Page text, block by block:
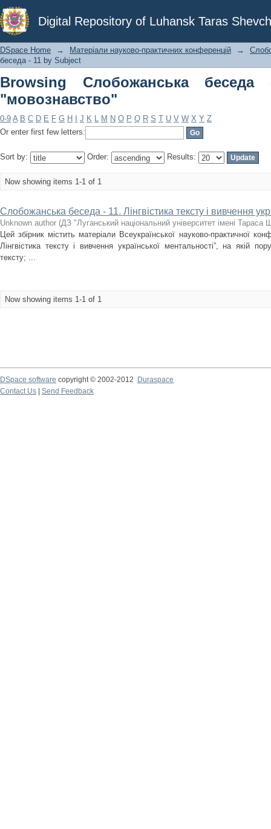
Digital Repository of Luhansk Taras
Browsing Слобожанська беседа - 11
DSpace Home → Матеріали науково-практичних конференцій →
беседа - 11 by Subject
Browsing Слобожанська
"мовознавство"
0-9 A B C D E F G H J K L M N O P Q R S T U V W X Y Z
Or enter first few letters:
Sort by: Order: Results:
Now showing items 1-1 of 1
Слобожанська беседа - 11. Лінгвістика тексту і вивчення
Unknown author (ДЗ "Луганський національний університет імені Тараса
Цей збірник містить матеріали Всеукраїнської науково-практичної
Лінгвістика тексту і вивчення української ментальності”, на якій
тексту; ...
Now showing items 1-1 of 1
DSpace software copyright © 2002-2012
Duraspace
Contact Us
Send Feedback